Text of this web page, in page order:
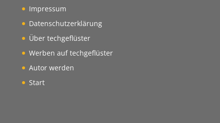
Impressum
Datenschutzerklärung
Über techgeflüster
Werben auf techgeflüster
Autor werden
Start